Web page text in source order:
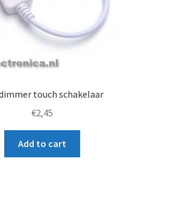
touch schakelaar
€2,45
Add to cart